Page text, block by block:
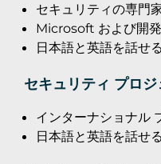
セキュリティの専門
Microsoft および開
日本語と英語を話せ
セキュリティ プロ
インターナショナル
日本語と英語を話せ